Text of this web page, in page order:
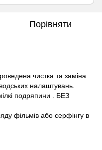
Порівняти
чистка та заміна
налаштувань.
подряпини . БЕЗ
фільмів або серфінгу в